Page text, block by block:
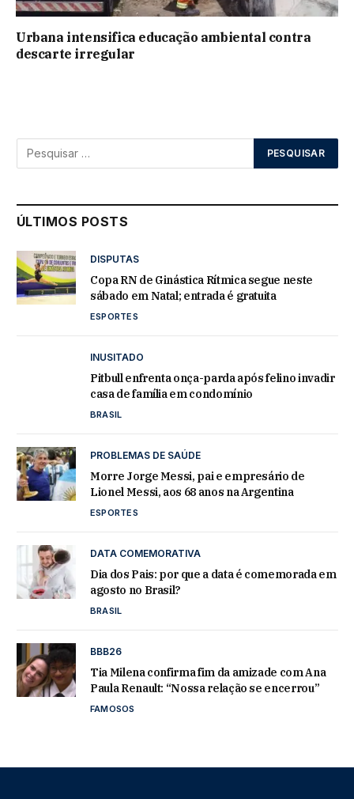
Urbana intensifica educação ambiental contra
descarte irregular
ÚLTIMOS POSTS
DISPUTAS
Copa RN de Ginástica Rítmica segue neste
sábado em Natal; entrada é gratuita
ESPORTES
INUSITADO
Pitbull enfrenta onça-parda após felino invadir
casa de família em condomínio
BRASIL
PROBLEMAS DE SAÚDE
Morre Jorge Messi, pai e empresário de
Lionel Messi, aos 68 anos na Argentina
ESPORTES
DATA COMEMORATIVA
Dia dos Pais: por que a data é comemorada em
agosto no Brasil?
BRASIL
BBB26
Tia Milena confirma fim da amizade com Ana
Paula Renault: “Nossa relação se encerrou”
FAMOSOS